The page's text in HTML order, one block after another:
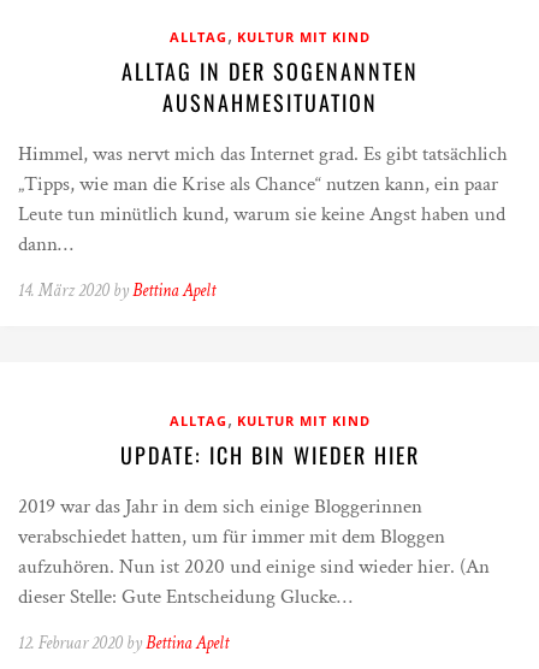
ALLTAG , KULTUR MIT KIND
ALLTAG IN DER SOGENANNTEN
AUSNAHMESITUATION
Himmel, was nervt mich das Internet grad. Es gibt tatsächlich
„Tipps, wie man die Krise als Chance“ nutzen kann, ein paar
Leute tun minütlich kund, warum sie keine Angst haben und
dann…
14. März 2020 byBettina Apelt
ALLTAG , KULTUR MIT KIND
UPDATE: ICH BIN WIEDER HIER
2019 war das Jahr in dem sich einige Bloggerinnen
verabschiedet hatten, um für immer mit dem Bloggen
aufzuhören. Nun ist 2020 und einige sind wieder hier. (An
dieser Stelle: Gute Entscheidung Glucke…
12. Februar 2020 byBettina Apelt